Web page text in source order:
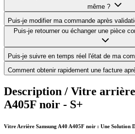
même ?
Puis-je modifier ma commande après
Puis-je retourner ou échanger une pièce
Puis-je suivre en temps réel l'état de ma
Comment obtenir rapidement une facture
Description / Vitre arrière
A405F noir - S+
Vitre Arrière Samsung A40 A405F noir : Une Solution